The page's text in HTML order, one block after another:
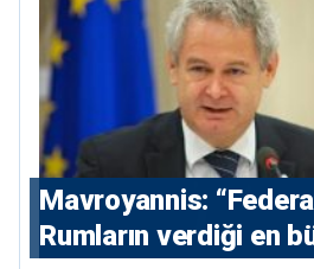
Mavroyannis:
Rumların verdiği en